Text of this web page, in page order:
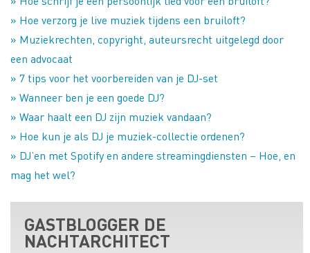
» Hoe verzorg je live muziek tijdens een bruiloft?
» Muziekrechten, copyright, auteursrecht uitgelegd door
een advocaat
» 7 tips voor het voorbereiden van je DJ-set
» Wanneer ben je een goede DJ?
» Waar haalt een DJ zijn muziek vandaan?
» Hoe kun je als DJ je muziek-collectie ordenen?
» DJ’en met Spotify en andere streamingdiensten – Hoe, en
mag het wel?
GASTBLOGGER DE
NACHTARCHITECT